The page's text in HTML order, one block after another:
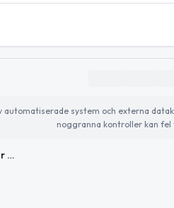
system och externa
noggranna kontroller kan fel
Fordonshaveri orsakar stor påverkan på E22 mellan Råby och Gastelyckan